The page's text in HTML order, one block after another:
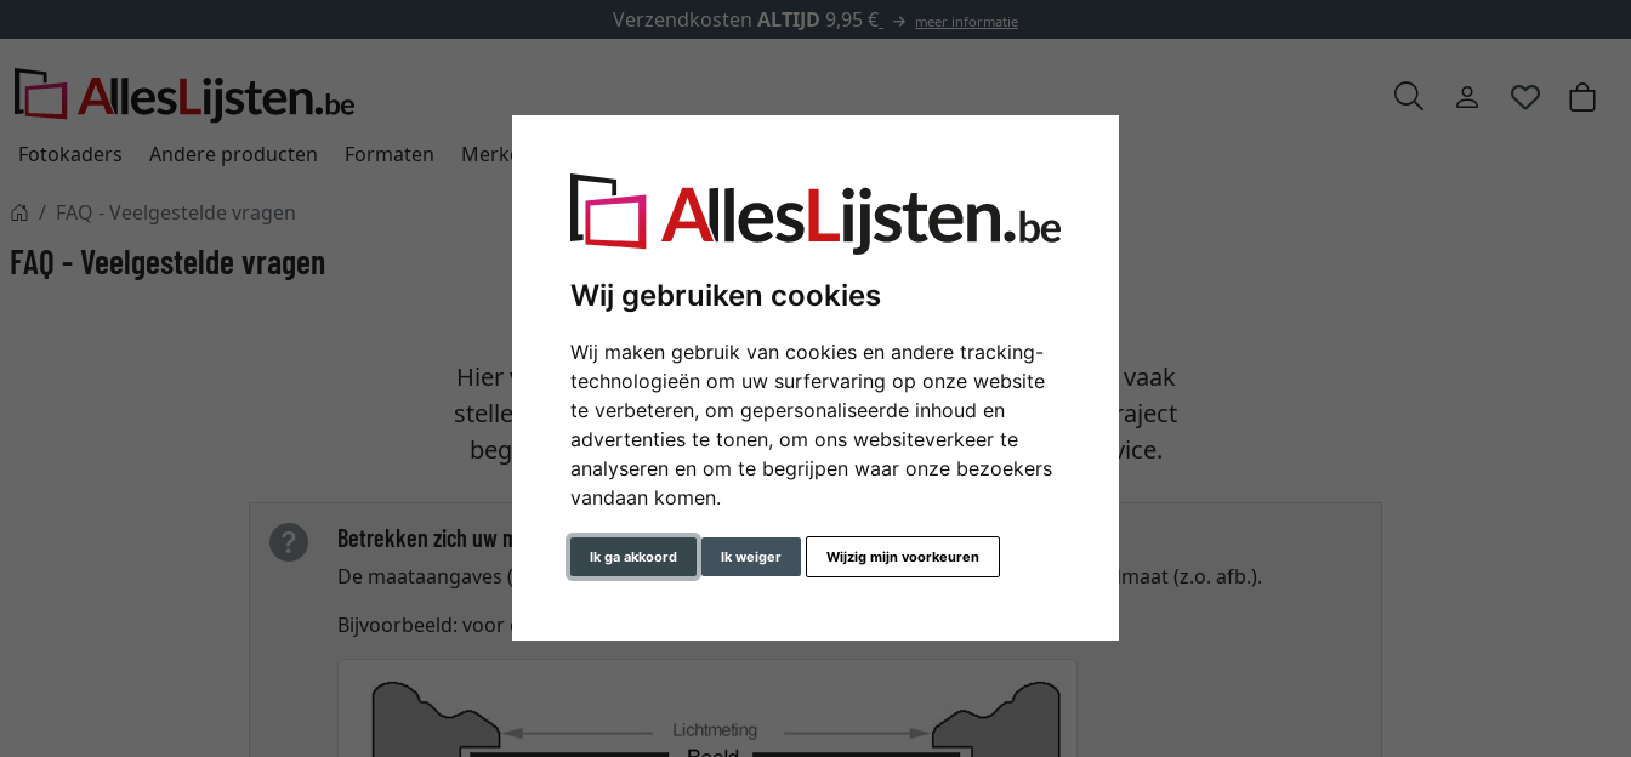
Wij gebruiken cookies
Wij maken gebruik van cookies en andere tracking-
technologieën om uw surfervaring op onze website
te verbeteren, om gepersonaliseerde inhoud en
advertenties te tonen, om ons websiteverkeer te
analyseren en om te begrijpen waar onze bezoekers
vandaan komen.
Ik ga akkoord Ik weiger Wijzig mijn voorkeuren
VerzendkostenALTIJD9,95 € meer informatie
Fotokaders Andere producten Formaten Merken
FAQ - Veelgestelde vragen
FAQ - Veelgestelde vragen
Hier vindt u enkele antwoorden op vragen die onze klanten vaak
stellen. U vindt hier antwoorden die u bij elke stap van uw traject
begeleiden, van de keuze van het artikel tot de klantenservice.
Betrekken zich uw maataangaves op de buitenafmeting van de lijst of de beeldmaat?
De maataangaves ("lijst mate") in onze online shop betrekken zich ALTIJD op de beeldmaat (z.o. afb.).
Bijvoorbeeld: voor een